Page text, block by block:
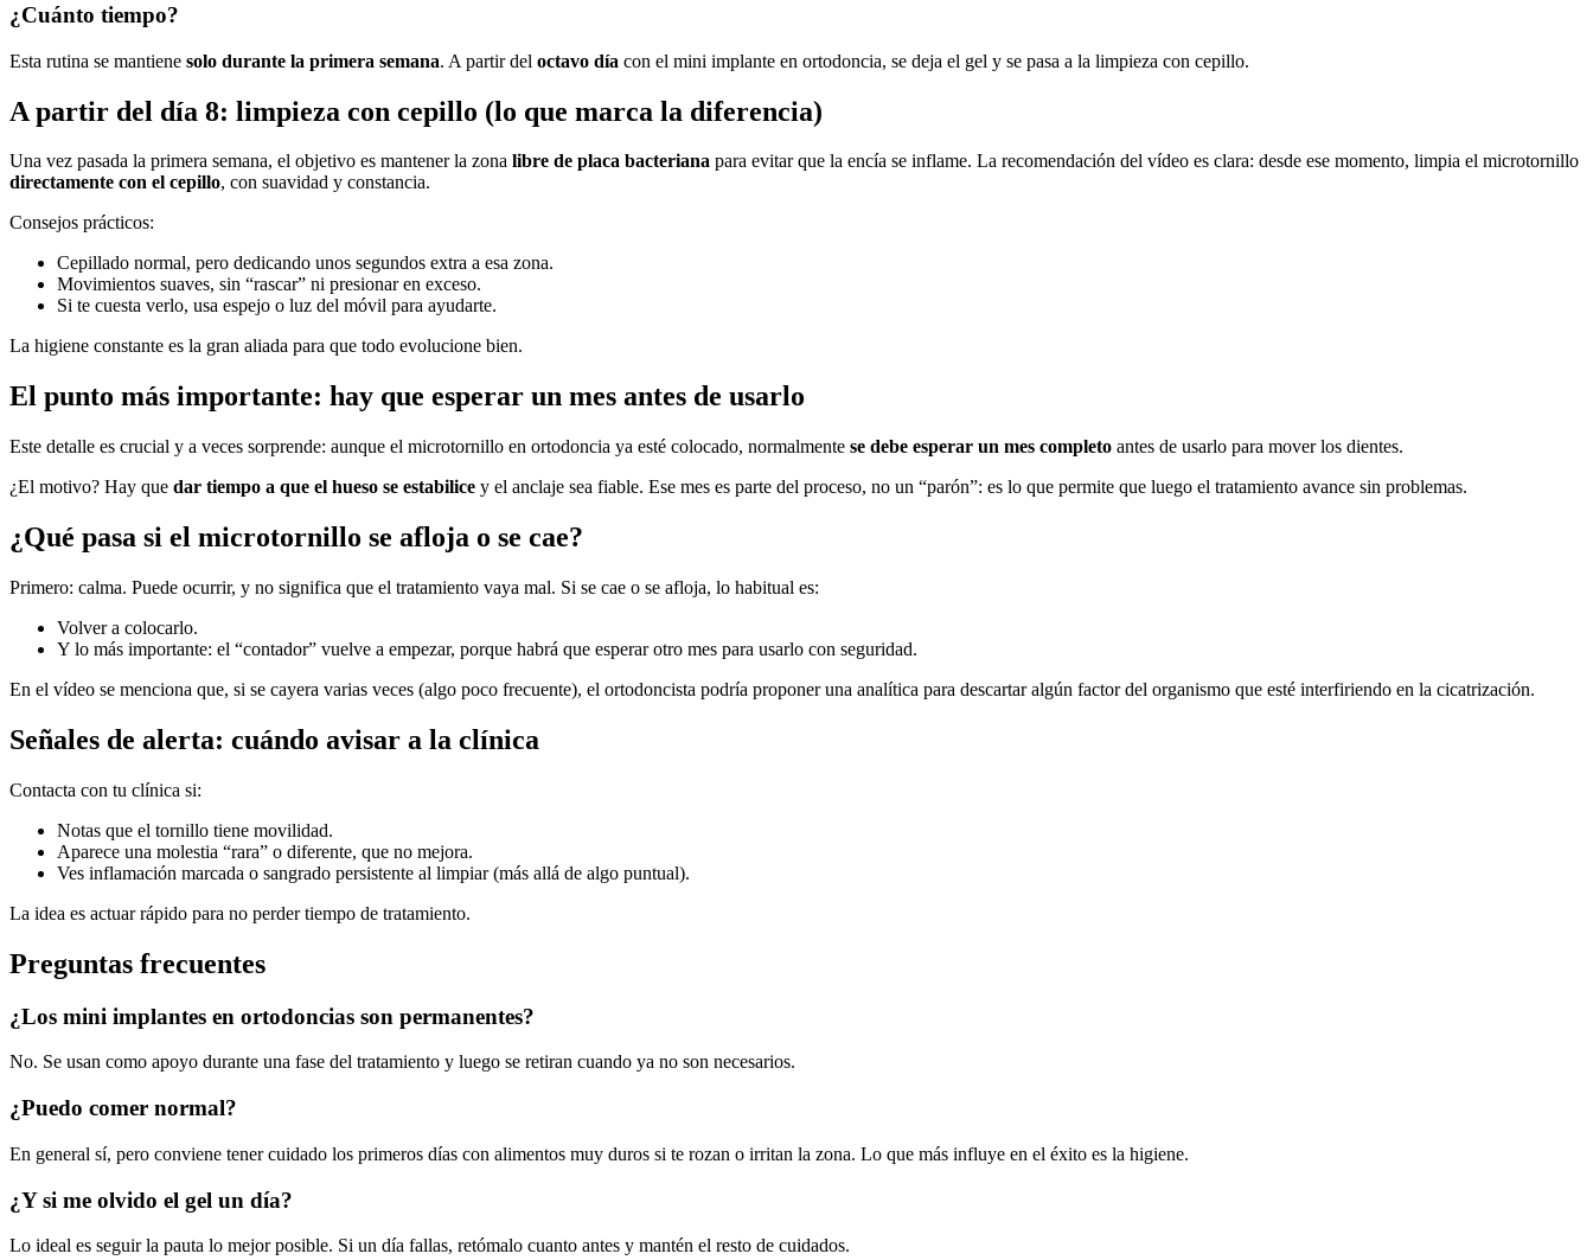
¿Cuánto tiempo?
Esta rutina se mantiene solo durante la primera semana. A partir del octavo día con el mini implante en ortodoncia, se deja el gel y se pasa a la limpieza con cepillo.
A partir del día 8: limpieza con cepillo (lo que marca la diferencia)
Una vez pasada la primera semana, el objetivo es mantener la zona libre de placa bacteriana para evitar que la encía se inflame. La recomendación del vídeo es clara: desde ese momento, limpia el microtornillo
directamente con el cepillo, con suavidad y constancia.
Consejos prácticos:
Cepillado normal, pero dedicando unos segundos extra a esa zona.
Movimientos suaves, sin “rascar” ni presionar en exceso.
Si te cuesta verlo, usa espejo o luz del móvil para ayudarte.
La higiene constante es la gran aliada para que todo evolucione bien.
El punto más importante: hay que esperar un mes antes de usarlo
Este detalle es crucial y a veces sorprende: aunque el microtornillo en ortodoncia ya esté colocado, normalmente se debe esperar un mes completo antes de usarlo para mover los dientes.
¿El motivo? Hay que dar tiempo a que el hueso se estabilice y el anclaje sea fiable. Ese mes es parte del proceso, no un “parón”: es lo que permite que luego el tratamiento avance sin problemas.
¿Qué pasa si el microtornillo se afloja o se cae?
Primero: calma. Puede ocurrir, y no significa que el tratamiento vaya mal. Si se cae o se afloja, lo habitual es:
Volver a colocarlo.
Y lo más importante: el “contador” vuelve a empezar, porque habrá que esperar otro mes para usarlo con seguridad.
En el vídeo se menciona que, si se cayera varias veces (algo poco frecuente), el ortodoncista podría proponer una analítica para descartar algún factor del organismo que esté interfiriendo en la cicatrización.
Señales de alerta: cuándo avisar a la clínica
Contacta con tu clínica si:
Notas que el tornillo tiene movilidad.
Aparece una molestia “rara” o diferente, que no mejora.
Ves inflamación marcada o sangrado persistente al limpiar (más allá de algo puntual).
La idea es actuar rápido para no perder tiempo de tratamiento.
Preguntas frecuentes
¿Los mini implantes en ortodoncias son permanentes?
No. Se usan como apoyo durante una fase del tratamiento y luego se retiran cuando ya no son necesarios.
¿Puedo comer normal?
En general sí, pero conviene tener cuidado los primeros días con alimentos muy duros si te rozan o irritan la zona. Lo que más influye en el éxito es la higiene.
¿Y si me olvido el gel un día?
Lo ideal es seguir la pauta lo mejor posible. Si un día fallas, retómalo cuanto antes y mantén el resto de cuidados.